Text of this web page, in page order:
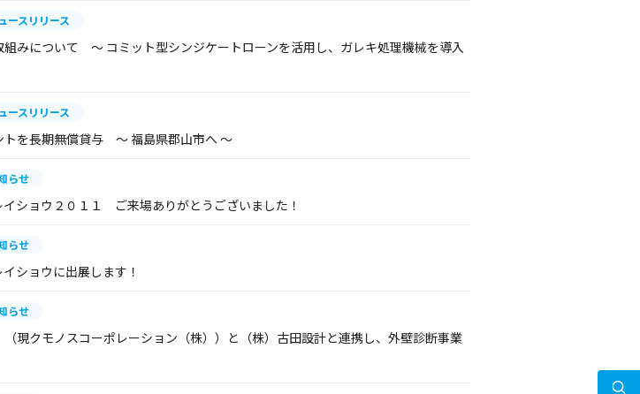
ースリリース
組みについて ～ コミット型シンジケートローンを活用し、ガレキ処理機械を導入
ースリリース
トを長期無償貸与 ～ 福島県郡山市へ ～
らせ
イショウ２０１１ ご来場ありがとうございました！
らせ
ショウに出展します！
らせ
現クモノスコーポレーション（株））と（株）古田設計と連携し、外壁診断事業